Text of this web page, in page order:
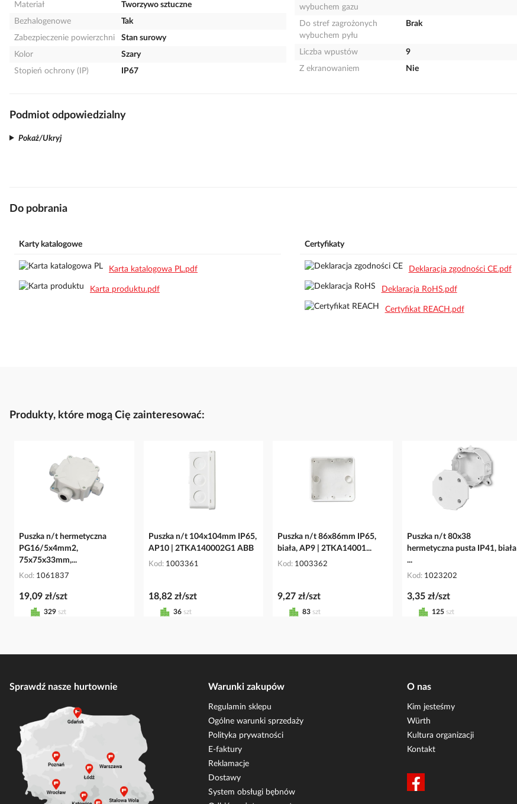
Materiał
Tworzywo sztuczne
Bezhalogenowe
Tak
Zabezpieczenie powierzchni
Stan surowy
Kolor
Szary
Stopień ochrony (IP)
IP67
wybuchem gazu
Do stref zagrożonych
wybuchem pyłu
Brak
Liczba wpustów
9
Z ekranowaniem
Nie
Podmiot odpowiedzialny
Pokaż/Ukryj
Do pobrania
Karty katalogowe
Karta katalogowa PL.pdf
Karta produktu.pdf
Certyfikaty
Deklaracja zgodności CE.pdf
Deklaracja RoHS.pdf
Certyfikat REACH.pdf
Produkty, które mogą Cię zainteresować:
Puszka n/t hermetyczna
PG16/5x4mm2,
75x75x33mm,...
Kod 1061837
19,09 zł/szt
329 szt
Puszka n/t 104x104mm IP65,
AP10 | 2TKA140002G1 ABB
Kod 1003361
18,82 zł/szt
36 szt
Puszka n/t 86x86mm IP65,
biała, AP9 | 2TKA14001...
Kod 1003362
9,27 zł/szt
83 szt
Puszka n/t 80x38
hermetyczna pusta IP41, biała
...
Kod 1023202
3,35 zł/szt
125 szt
Sprawdź nasze hurtownie Warunki zakupów
Regulamin sklepu
Ogólne warunki sprzedaży
Polityka prywatności
E-faktury
Reklamacje
Dostawy
System obsługi bębnów
O nas
Kim jesteśmy
Würth
Kultura organizacji
Kontakt